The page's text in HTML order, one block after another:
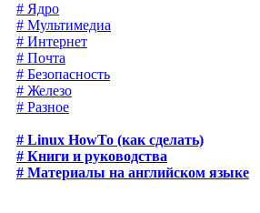
# Ядро
# Мультимедиа
# Интернет
# Почта
# Безопасность
# Железо
# Разное
# Linux HowTo (как сделать)
# Книги и руководства
# Материалы на английском языке